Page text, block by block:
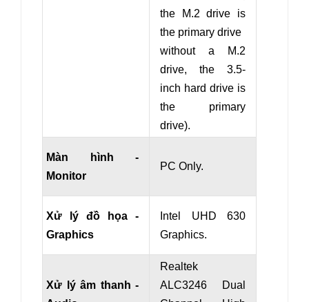
the M.2 drive is
the primary drive
without a M.2
drive, the 3.5-
inch hard drive is
the primary
drive).
Màn hình -
Monitor
PC Only.
Xử lý đồ họa -
Graphics
Intel UHD 630
Graphics.
Xử lý âm thanh -
Realtek
ALC3246 Dual